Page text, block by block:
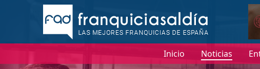
Inicio Noticias